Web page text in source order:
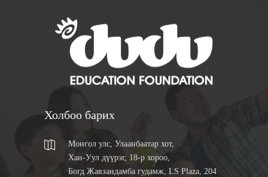
Холбоо барих
Монгол улс, Улаанбаатар хот,
Хан-Уул дүүрэг, 18-р хороо,
Богд Жавзандамба гудамж, LS Plaza, 204